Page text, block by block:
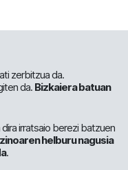
zerbitzua da.
da. Bizkaiera batuan
irratsaio berezi batzuen
helburu nagusia
.